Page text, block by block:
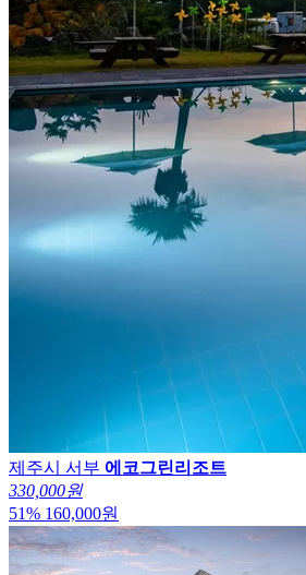
제주시 서부 에코그린리조트
330,000원
51% 160,000원